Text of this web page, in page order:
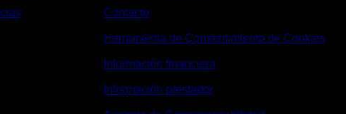
Contacto
Herramienta de Consentimiento de Cookies
Información financiera
Información prestador